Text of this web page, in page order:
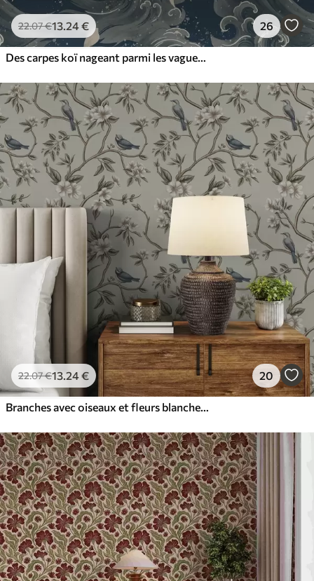
22.07€13.24€ 26
Des carpes koï nageant parmi les vagues spectaculaires de l'océan
22.07€13.24€ 20
Branches avec oiseaux et fleurs blanches sur un fond délicat